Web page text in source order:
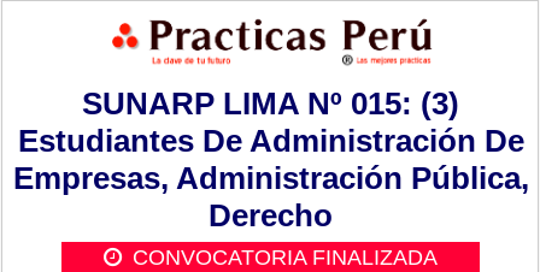
SUNARP LIMA Nº 015: (3)
Estudiantes De Administración De
Empresas, Administración Pública,
Derecho
CONVOCATORIA FINALIZADA